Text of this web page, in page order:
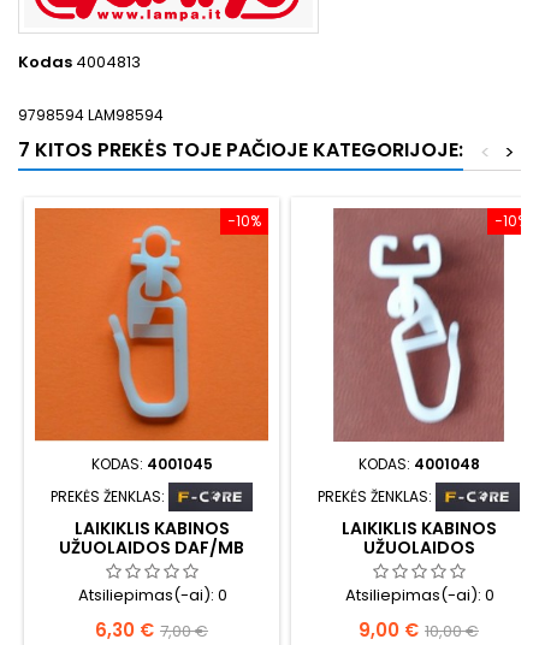
Kodas 4004813
9798594 LAM98594
7 KITOS PREKĖS TOJE PAČIOJE KATEGORIJOJE: >
<
−10%
KODAS: 4001045
PREKĖS ŽENKLAS:
LAIKIKLIS KABINOS
UŽUOLAIDOS DAF/MB
(25VNT)
Atsiliepimas(-ai): 0
Kaina
6,30 € Bazinė
7,00 €
−10%
KODAS: 4001048
PREKĖS ŽENKLAS:
LAIKIKLIS KABINOS
UŽUOLAIDOS
RENAULT/SCANIA S
(25VNT)
Atsiliepimas(-ai): 0
Kaina
9,00 € Bazinė
10,00 €